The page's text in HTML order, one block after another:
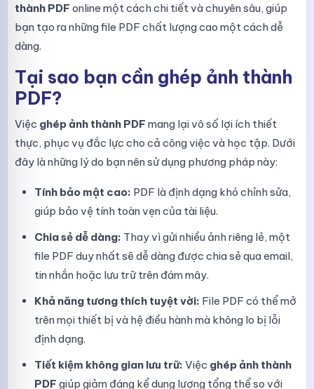
thành PDF online một cách chi tiết và chuyên sâu, giúp
bạn tạo ra những file PDF chất lượng cao một cách dễ
dàng.
Tại sao bạn cần ghép ảnh thành
PDF?
Việc ghép ảnh thành PDF mang lại vô số lợi ích thiết
thực, phục vụ đắc lực cho cả công việc và học tập. Dưới
đây là những lý do bạn nên sử dụng phương pháp này:
Tính bảo mật cao: PDF là định dạng khó chỉnh sửa,
giúp bảo vệ tính toàn vẹn của tài liệu.
Chia sẻ dễ dàng: Thay vì gửi nhiều ảnh riêng lẻ, một
file PDF duy nhất sẽ dễ dàng được chia sẻ qua email,
tin nhắn hoặc lưu trữ trên đám mây.
Khả năng tương thích tuyệt vời: File PDF có thể mở
trên mọi thiết bị và hệ điều hành mà không lo bị lỗi
định dạng.
Tiết kiệm không gian lưu trữ: Việc ghép ảnh thành
PDF giúp giảm đáng kể dung lượng tổng thể so với